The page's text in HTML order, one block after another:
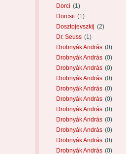
Dorci (1)
Dorcsii (1)
Dosztojevszkij (2)
Dr. Seuss (1)
Drobnyák András (0)
Drobnyák András (0)
Drobnyák András (0)
Drobnyák András (0)
Drobnyák András (0)
Drobnyák András (0)
Drobnyák András (0)
Drobnyák András (0)
Drobnyák András (0)
Drobnyák András (0)
Drobnyák András (0)